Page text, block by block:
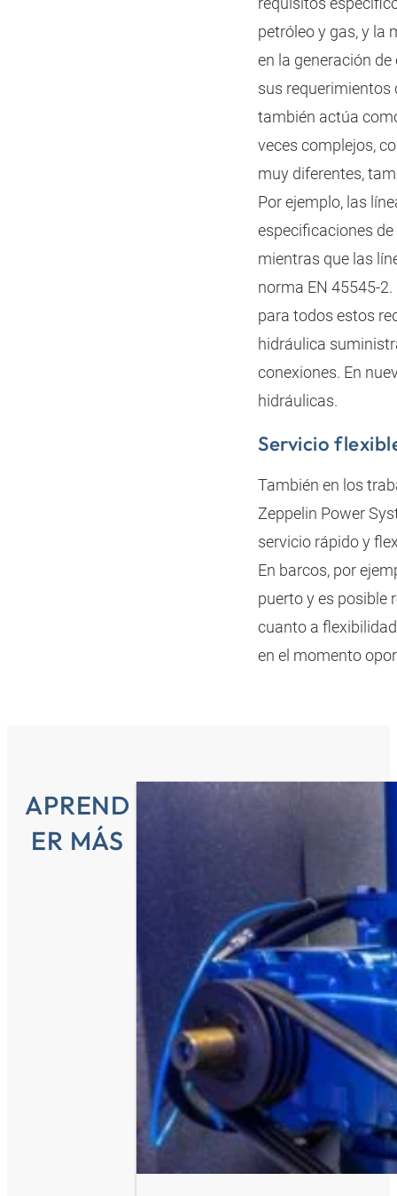
petróleo y gas, y la
en la generación
sus requerimientos
también actúa
veces complejos,
muy diferentes,
Por ejemplo, las
especificaciones
mientras que las
norma EN 45545-
para todos estos
hidráulica
conexiones. En
hidráulicas.
Servicio
También en los
Zeppelin Power
servicio rápido y
En barcos, por
puerto y es posible
cuanto a
en el momento
APREND
ER MÁS